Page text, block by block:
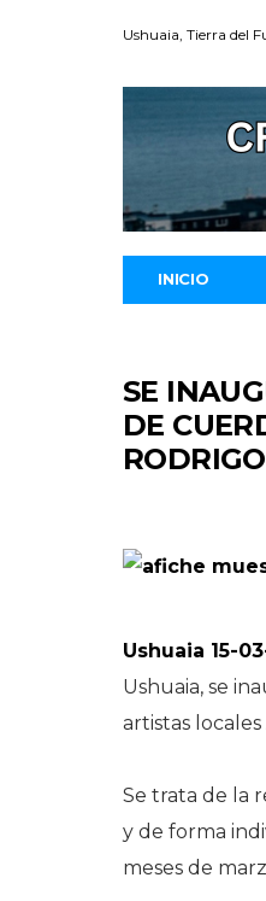
Ushuaia, Tierra del
INICIO
SE
DE
Ushuaia 15-
Ushuaia, se
artistas
Se trata de la
y de forma
meses de